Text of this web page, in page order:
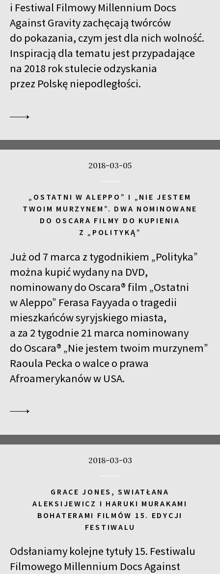
i Festiwal Filmowy Millennium Docs
Against Gravity zachęcają twórców
do pokazania, czym jest dla nich wolność.
Inspiracją dla tematu jest przypadające
na 2018 rok stulecie odzyskania
przez Polskę niepodległości.
2018-03-05
„OSTATNI W ALEPPO” I „NIE JESTEM
TWOIM MURZYNEM”. DWA NOMINOWANE
DO OSCARA FILMY DO KUPIENIA
Z „POLITYKĄ”
Już od 7 marca z tygodnikiem „Polityka”
można kupić wydany na DVD,
nominowany do Oscara® film „Ostatni
w Aleppo” Ferasa Fayyada o tragedii
mieszkańców syryjskiego miasta,
a za 2 tygodnie 21 marca nominowany
do Oscara® „Nie jestem twoim murzynem”
Raoula Pecka o walce o prawa
Afroamerykanów w USA.
2018-03-03
GRACE JONES, SWIATŁANA
ALEKSIJEWICZ I HARUKI MURAKAMI
BOHATERAMI FILMÓW 15. EDYCJI
FESTIWALU
Odsłaniamy kolejne tytuły 15. Festiwalu
Filmowego Millennium Docs Against